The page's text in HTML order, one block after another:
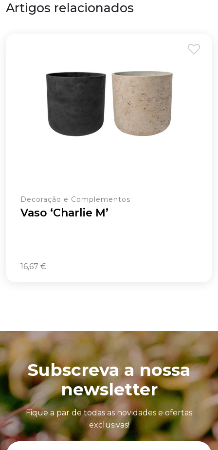
Artigos relacionados
Decoração e Complementos
Vaso ‘Charlie M’
16,67 €
Subscreva a nossa
newsletter
Fique a par de todas as novidades e ofertas
exclusivas!